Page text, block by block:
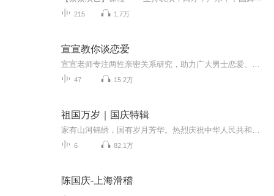
215 1.7万
宣宣教你谈恋爱
47 15.2万
祖国万岁｜国庆特辑
6 82.1万
陈国庆-上海滑稽